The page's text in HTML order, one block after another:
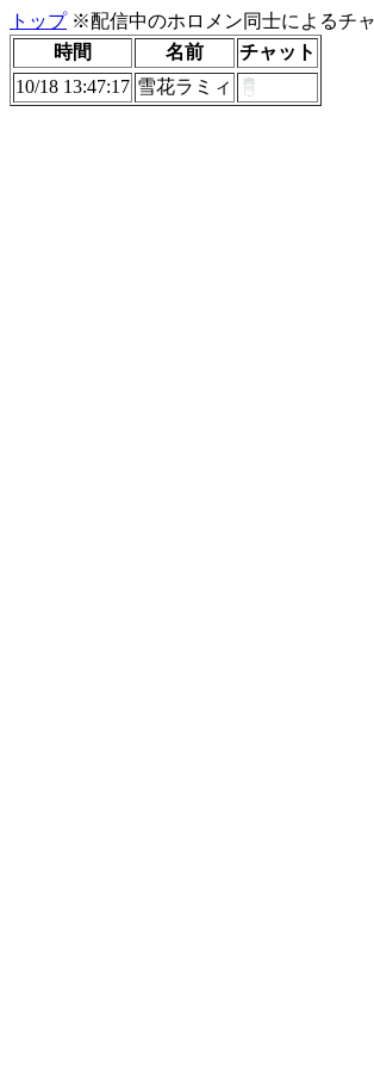
トップ※配信中のホロメン同士によるチャ
時間
名前
チャット
10/18 13:47:17 雪花ラミィ